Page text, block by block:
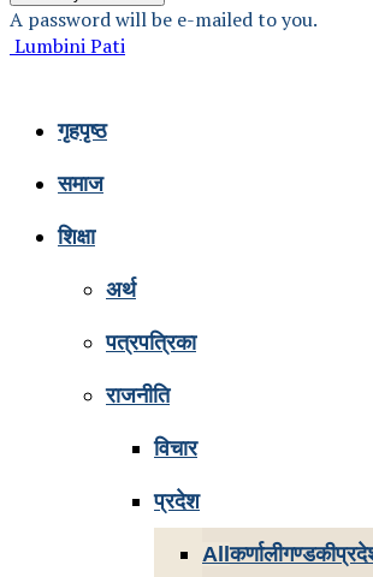
A password will be e-mailed to you.
Lumbini Pati
गृहपृष्ठ
समाज
शिक्षा
अर्थ
पत्रपत्रिका
राजनीति
विचार
प्रदेश
Allकर्णालीगण्डकी